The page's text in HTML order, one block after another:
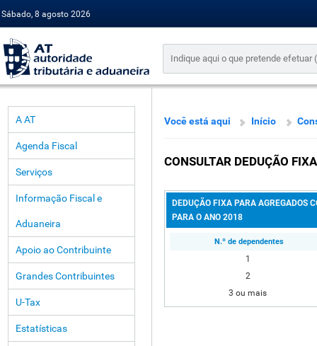
Sábado, 8 agosto 2026
A AT
Agenda Fiscal
Serviços
Informação Fiscal e
Aduaneira
Apoio ao Contribuinte
Grandes Contribuintes
U-Tax
Estatísticas
Você está aqui Início
CONSULTAR DEDUÇÃO
DEDUÇÃO FIXA PARA AGREGADOS
PARA O ANO 2018
N.º de dependentes
1
2
3 ou mais